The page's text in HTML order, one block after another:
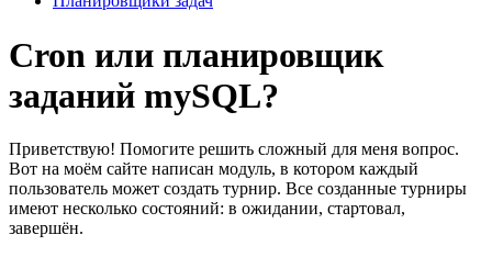
Cron или планировщик
заданий mySQL?
Приветствую! Помогите решить сложный для меня вопрос.
Вот на моём сайте написан модуль, в котором каждый
пользователь может создать турнир. Все созданные турниры
имеют несколько состояний: в ожидании, стартовал,
завершён.